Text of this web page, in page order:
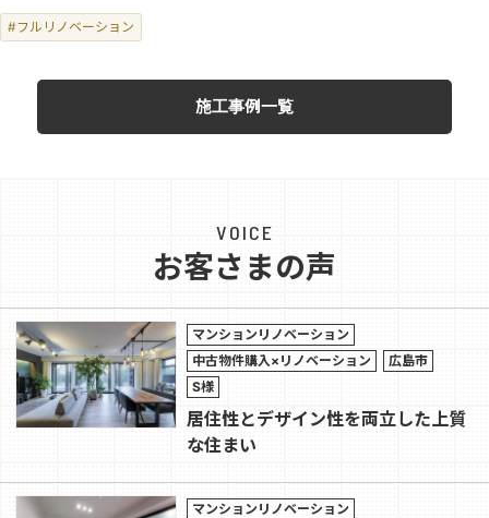
#フルリノベーション
施工事例一覧
VOICE
お客さまの声
マンションリノベーション
中古物件購入×リノベーション
広島市
S様
居住性とデザイン性を両立した上質
な住まい
マンションリノベーション